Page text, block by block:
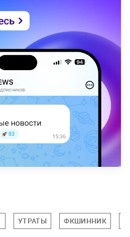
УТРАТЫ ФКШИННИК